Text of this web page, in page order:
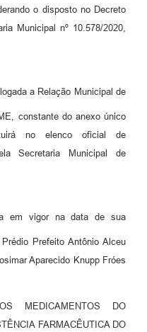
o disposto no Decreto
Municipal nº 10.578/2020,
a Relação Municipal de
constante do anexo único
no elenco oficial de
Secretaria Municipal de
em vigor na data de sua
Prefeito Antônio Alceu
Aparecido Knupp Fróes
MEDICAMENTOS DO
FARMACÊUTICA DO